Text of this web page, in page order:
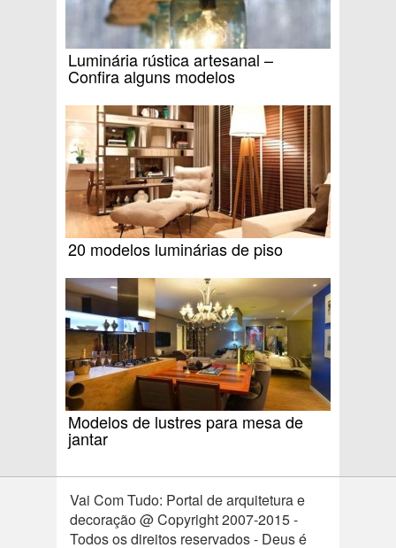
Luminária rústica artesanal –
Confira alguns modelos
20 modelos luminárias de piso
Modelos de lustres para mesa de
jantar
Vai Com Tudo: Portal de arquitetura e
decoração @ Copyright 2007-2015 -
Todos os direitos reservados - Deus é